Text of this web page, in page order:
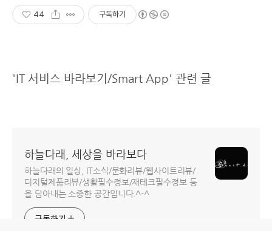
44 구독하기
'IT 서비스 바라보기/Smart App' 관련 글
하늘다래, 세상을 바라보다
하늘다래의 일상, IT소식/문화리뷰/웹사이트리뷰/
디지털제품리뷰/생활필수정보/재테크필수정보 등
을 담아내는 소중한 공간입니다.^-^
구독하기